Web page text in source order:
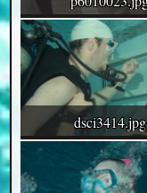
dsci3414.jpg